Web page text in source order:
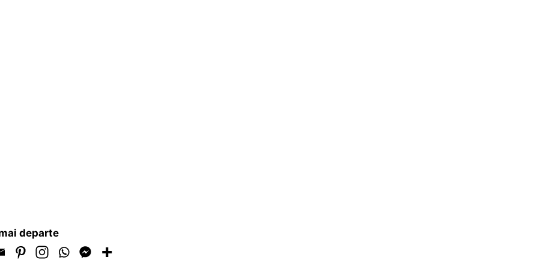
departe